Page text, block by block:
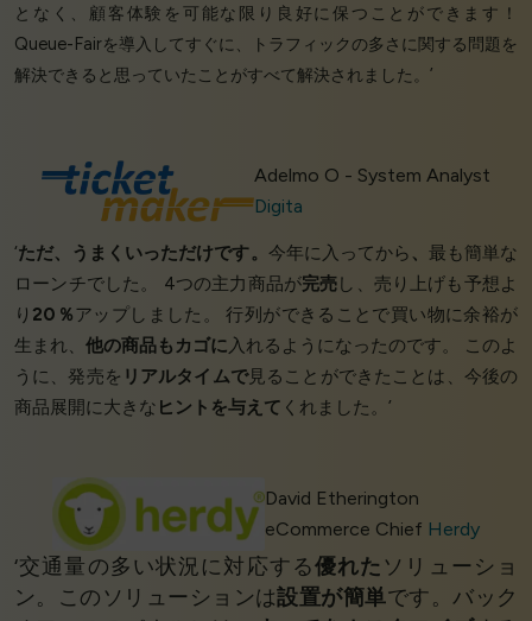
となく、顧客体験を可能な限り良好に保つことができます！
Queue-Fairを導入してすぐに、トラフィックの多さに関する問題を
解決できると思っていたことがすべて解決されました。’
Adelmo O - System Analyst
Digita
‘ただ、うまくいっただけです。 今年に入ってから 、 最も簡単な
ローンチでした。 4つの主力商品が完売 し、売り上げも予想よ
り 20％アップしました。 行列ができることで買い物に余裕が
生まれ、 他の商品もカゴに入れるようになったのです。 このよ
うに、発売を リアルタイムで見ることができたことは、今後の
商品展開に大きな ヒントを与えて くれました。’
David Etherington
eCommerce Chief Herdy
‘交通量の多い状況に対応する優れた ソリューショ
ン。このソリューションは設置が簡単です。バック